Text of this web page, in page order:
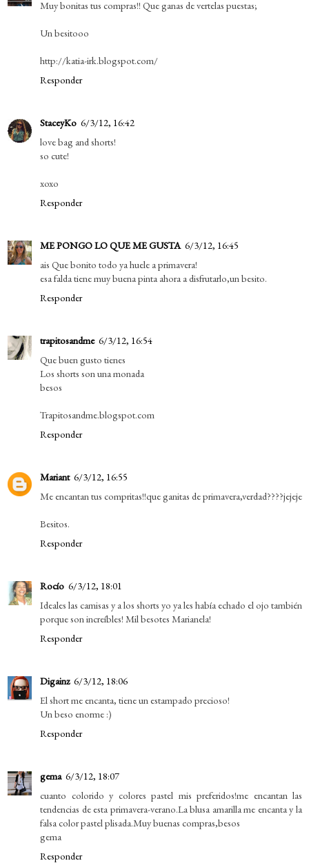
Muy bonitas tus compras!! Que ganas de vertelas puestas;
Un besitooo
http://katia-irk.blogspot.com/
Responder
StaceyKo 6/3/12, 16:42
love bag and shorts!
so cute!
xoxo
Responder
ME PONGO LO QUE ME GUSTA 6/3/12, 16:45
ais Que bonito todo ya huele a primavera!
esa falda tiene muy buena pinta ahora a disfrutarlo,un besito.
Responder
trapitosandme 6/3/12, 16:54
Que buen gusto tienes
Los shorts son una monada
besos
Trapitosandme.blogspot.com
Responder
Mariant 6/3/12, 16:55
Me encantan tus compritas!!que ganitas de primavera,verdad????jejeje
Besitos.
Responder
Rocío 6/3/12, 18:01
Ideales las camisas y a los shorts yo ya les había echado el ojo también
porque son increíbles! Mil besotes Marianela!
Responder
Digainz 6/3/12, 18:06
El short me encanta, tiene un estampado precioso!
Un beso enorme :)
Responder
gema 6/3/12, 18:07
cuanto colorido y colores pastel mis preferidos!me encantan las
tendencias de esta primavera-verano.La blusa amarilla me encanta y la
falsa color pastel plisada.Muy buenas compras,besos
gema
Responder